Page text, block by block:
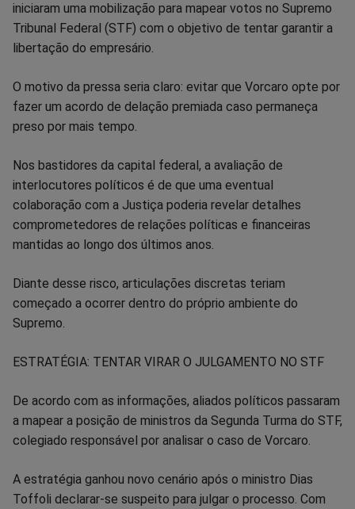
iniciaram uma mobilização para mapear votos no Supremo
Tribunal Federal (STF) com o objetivo de tentar garantir a
libertação do empresário.
O motivo da pressa seria claro: evitar que Vorcaro opte por
fazer um acordo de delação premiada caso permaneça
preso por mais tempo.
Nos bastidores da capital federal, a avaliação de
interlocutores políticos é de que uma eventual
colaboração com a Justiça poderia revelar detalhes
comprometedores de relações políticas e financeiras
mantidas ao longo dos últimos anos.
Diante desse risco, articulações discretas teriam
começado a ocorrer dentro do próprio ambiente do
Supremo.
ESTRATÉGIA: TENTAR VIRAR O JULGAMENTO NO STF
De acordo com as informações, aliados políticos passaram
a mapear a posição de ministros da Segunda Turma do STF,
colegiado responsável por analisar o caso de Vorcaro.
A estratégia ganhou novo cenário após o ministro Dias
Toffoli declarar-se suspeito para julgar o processo. Com